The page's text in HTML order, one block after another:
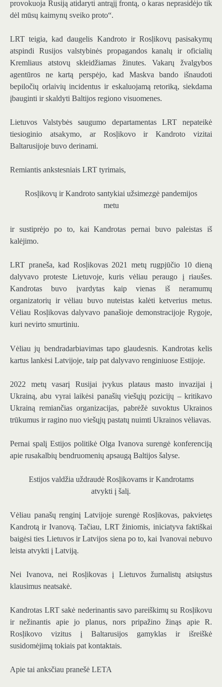
provokuoja Rusiją atidaryti antrąjį frontą, o karas neprasidėjo tik
dėl mūsų kaimynų sveiko proto“.
LRT teigia, kad daugelis Kandroto ir Rosļikovų pasisakymų
atspindi Rusijos valstybinės propagandos kanalų ir oficialių
Kremliaus atstovų skleidžiamas žinutes. Vakarų žvalgybos
agentūros ne kartą perspėjo, kad Maskva bando išnaudoti
bepiločių orlaivių incidentus ir eskaluojamą retoriką, siekdama
įbauginti ir skaldyti Baltijos regiono visuomenes.
Lietuvos Valstybės saugumo departamentas LRT nepateikė
tiesioginio atsakymo, ar Rosļikovo ir Kandroto vizitai
Baltarusijoje buvo derinami.
Remiantis ankstesniais LRT tyrimais,
Rosļikovų ir Kandroto santykiai užsimezgė pandemijos
metu
ir sustiprėjo po to, kai Kandrotas pernai buvo paleistas iš
kalėjimo.
LRT praneša, kad Rosļikovas 2021 metų rugpjūčio 10 dieną
dalyvavo proteste Lietuvoje, kuris vėliau peraugo į riaušes.
Kandrotas buvo įvardytas kaip vienas iš neramumų
organizatorių ir vėliau buvo nuteistas kalėti ketverius metus.
Vėliau Rosļikovas dalyvavo panašioje demonstracijoje Rygoje,
kuri nevirto smurtiniu.
Vėliau jų bendradarbiavimas tapo glaudesnis. Kandrotas kelis
kartus lankėsi Latvijoje, taip pat dalyvavo renginiuose Estijoje.
2022 metų vasarį Rusijai įvykus plataus masto invazijai į
Ukrainą, abu vyrai laikėsi panašių viešųjų pozicijų – kritikavo
Ukrainą remiančias organizacijas, pabrėžė suvoktus Ukrainos
trūkumus ir ragino nuo viešųjų pastatų nuimti Ukrainos vėliavas.
Pernai spalį Estijos politikė Olga Ivanova surengė konferenciją
apie rusakalbių bendruomenių apsaugą Baltijos šalyse.
Estijos valdžia uždraudė Rosļikovams ir Kandrotams
atvykti į šalį.
Vėliau panašų renginį Latvijoje surengė Rosļikovas, pakvietęs
Kandrotą ir Ivanovą. Tačiau, LRT žiniomis, iniciatyva faktiškai
baigėsi ties Lietuvos ir Latvijos siena po to, kai Ivanovai nebuvo
leista atvykti į Latviją.
Nei Ivanova, nei Rosļikovas į Lietuvos žurnalistų atsiųstus
klausimus neatsakė.
Kandrotas LRT sakė nederinantis savo pareiškimų su Rosļikovu
ir nežinantis apie jo planus, nors pripažino žinąs apie R.
Rosļikovo vizitus į Baltarusijos gamyklas ir išreiškė
susidomėjimą tokiais pat kontaktais.
Apie tai anksčiau pranešė LETA